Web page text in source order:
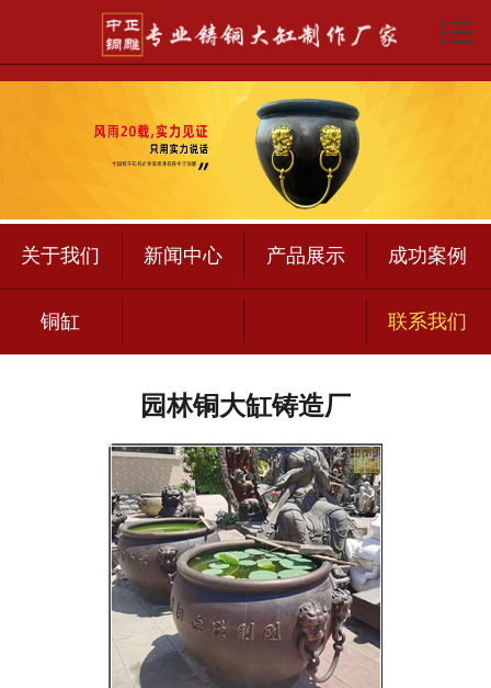
 首页
关于我们
新闻中心
产品展示
成功案例

关于我们 新闻中心 产品展示 成功案例
铜缸 联系我们
园林铜大缸铸造厂